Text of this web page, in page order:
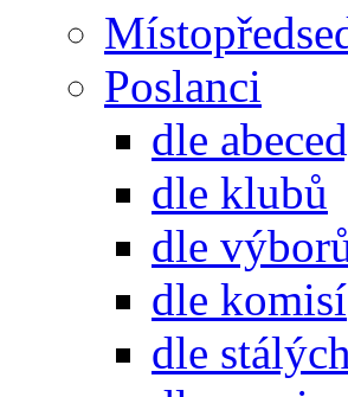
Poslanci
dle
dle klubů
dle
dle komisí
dle